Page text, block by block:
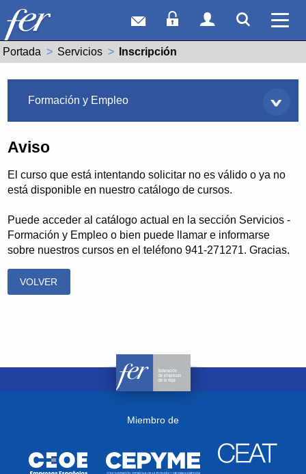
Correo webAcceso Socios
Acceso
Portada Servicios Actual:
Inscripción
Formación y Empleo
Aviso
El curso que está intentando solicitar no es válido o ya no
está disponible en nuestro catálogo de cursos.
Puede acceder al catálogo actual en la sección Servicios -
Formación y Empleo o bien puede llamar e informarse
sobre nuestros cursos en el teléfono 941-271271. Gracias.
VOLVER
Miembro de